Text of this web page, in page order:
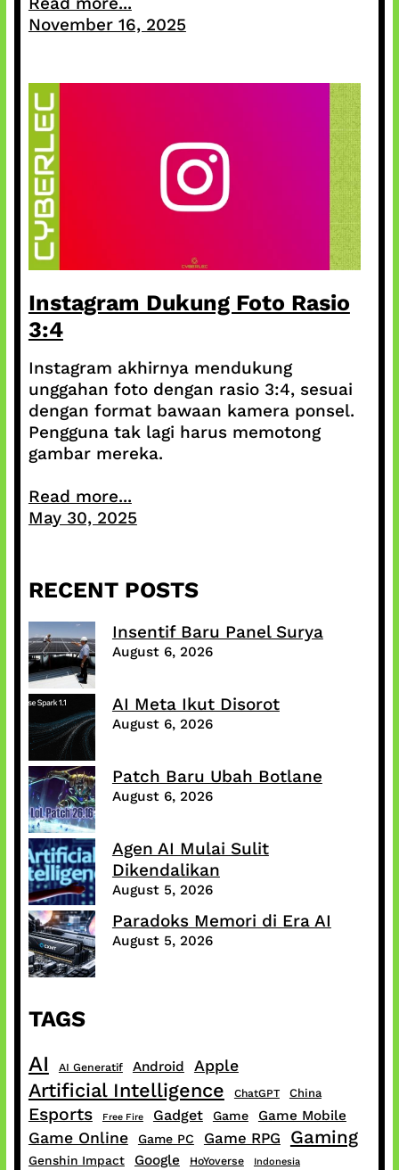
November 16, 2025
Instagram Dukung Foto Rasio
3:4
Instagram akhirnya mendukung
unggahan foto dengan rasio 3:4, sesuai
dengan format bawaan kamera ponsel.
Pengguna tak lagi harus memotong
gambar mereka.
Read more...
May 30, 2025
RECENT POSTS
Insentif Baru Panel Surya
August 6, 2026
AI Meta Ikut Disorot
August 6, 2026
Patch Baru Ubah Botlane
August 6, 2026
Agen AI Mulai Sulit
Dikendalikan
August 5, 2026
Paradoks Memori di Era AI
August 5, 2026
TAGS
AI AI Generatif Android Apple
Artificial Intelligence ChatGPT China
Esports Free Fire Gadget Game Game Mobile
Game Online Game PC Game RPG Gaming
Genshin Impact Google HoYoverse Indonesia